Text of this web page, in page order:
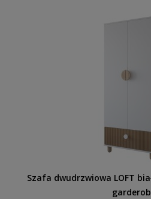
Szafa dwudrzwiowa LOFT